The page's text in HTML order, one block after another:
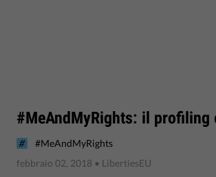
#MeAndMyRights: il profiling
#MeAndMyRights
febbraio 02, 2018 • LibertiesEU